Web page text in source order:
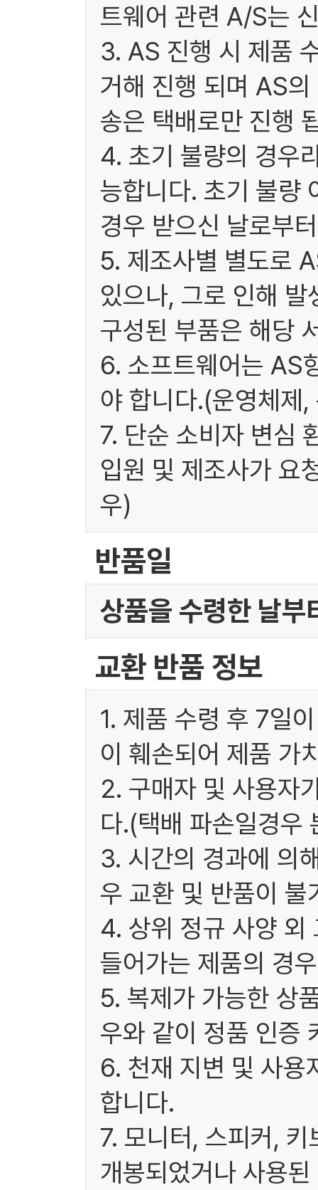
트웨어 관련 A/S는
3. AS 진행 시 제품
거해 진행 되며 AS
송은 택배로만 진행
4. 초기 불량의 경우
능합니다. 초기 불량
경우 받으신 날로부
5. 제조사별 별도로
있으나, 그로 인해
구성된 부품은 해당
6. 소프트웨어는 AS
야 합니다.(운영체제
7. 단순 소비자 변심
입원 및 제조사가 요
우)
반품일
상품을 수령한 날부
교환 반품 정보
1. 제품 수령 후 7일
이 훼손되어 제품 가
2. 구매자 및 사용자
다.(택배 파손일경우
3. 시간의 경과에 의
우 교환 및 반품이 불
4. 상위 정규 사양 외
들어가는 제품의 경
5. 복제가 가능한 상
우와 같이 정품 인증
6. 천재 지변 및 사용
합니다.
7. 모니터, 스피커,
개봉되었거나 사용